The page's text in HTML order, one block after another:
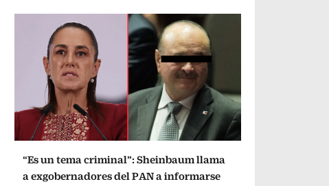
“Es un tema criminal”: Sheinbaum llama
a exgobernadores del PAN a informarse